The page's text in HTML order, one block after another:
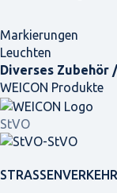
Markierungen
Leuchten
Diverses Zubehör
WEICON Produkte
StVO